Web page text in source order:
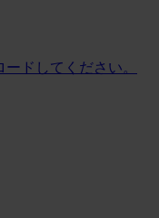
ドしてください。